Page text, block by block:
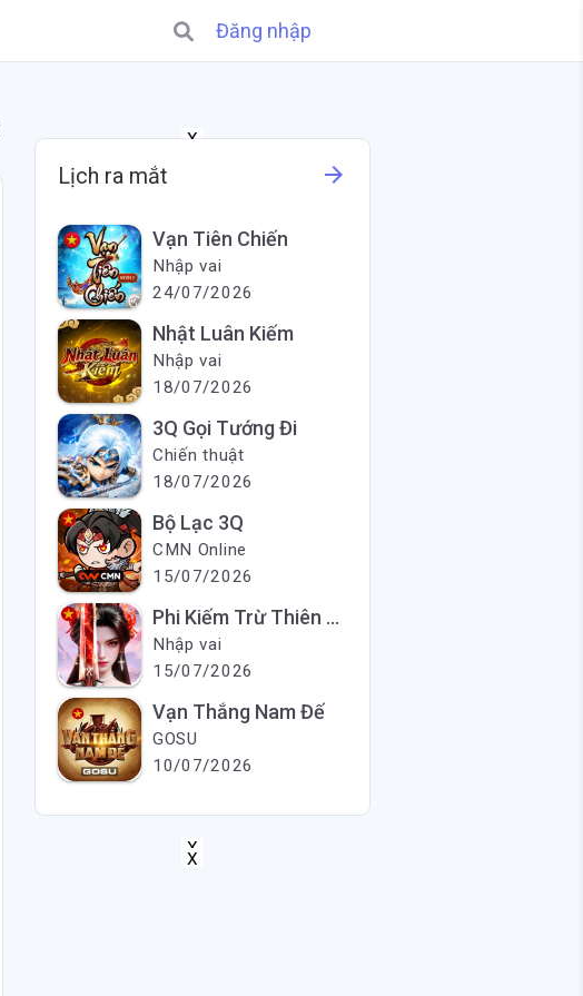
Đăng nhập
X
Lịch ra mắt arrow_forward
Vạn Tiên Chiến
Nhập vai
24/07/2026
Nhật Luân Kiếm
Nhập vai
18/07/2026
3Q Gọi Tướng Đi
Chiến thuật
18/07/2026
Bộ Lạc 3Q
CMN Online
15/07/2026
Phi Kiếm Trừ Thiên Ma
Nhập vai
15/07/2026
Vạn Thắng Nam Đế
GOSU
10/07/2026
X
X